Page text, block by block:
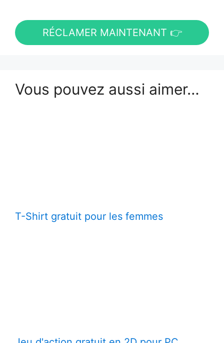
RÉCLAMER MAINTENANT 👉
Vous pouvez aussi aimer…
T-Shirt gratuit pour les femmes